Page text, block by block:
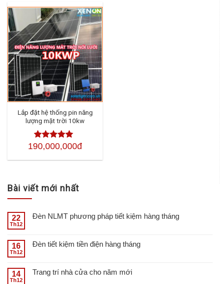
Lắp đặt hệ thống pin năng
lượng mặt trời 10kw
Được xếp
sao
190,000,000đ
Bài viết mới nhất
22
Th12
Đèn NLMT phương pháp tiết kiệm hàng tháng
16
Th12
Đèn tiết kiệm tiền điện hàng tháng
14
Th12
Trang trí nhà cửa cho năm mới